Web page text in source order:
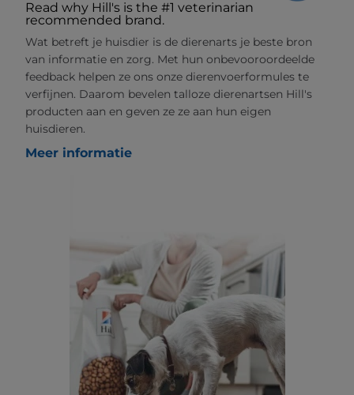
Read why Hill's is the #1 veterinarian
recommended brand.
Wat betreft je huisdier is de dierenarts je beste bron
van informatie en zorg. Met hun onbevooroordeelde
feedback helpen ze ons onze dierenvoerformules te
verfijnen. Daarom bevelen talloze dierenartsen Hill's
producten aan en geven ze ze aan hun eigen
huisdieren.
Meer informatie